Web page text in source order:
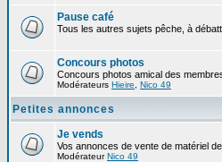
Pause café
Tous les autres sujets pêche, à
Concours photos
Concours photos amical des
Modérateurs Hieire Nico 49
Petites annonces
Je vends
Vos annonces de vente de matériel
ModérateurNico 49